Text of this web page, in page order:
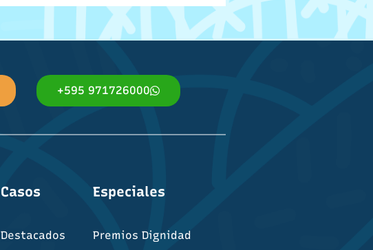
+595 971726000
Casos
Destacados
Especiales
Premios Dignidad